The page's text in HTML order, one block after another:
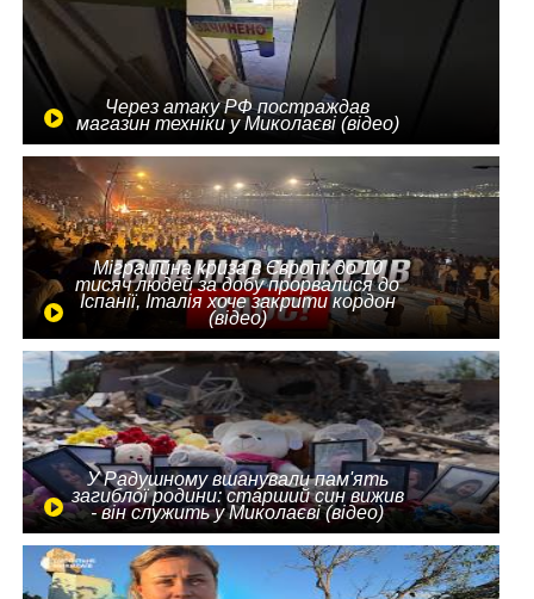
Через атаку РФ постраждав
магазин техніки у Миколаєві (відео)
Міграційна криза в Європі: до 10
тисяч людей за добу прорвалися до
Іспанії, Італія хоче закрити кордон
(відео)
У Радушному вшанували пам'ять
загиблої родини: старший син вижив
- він служить у Миколаєві (відео)